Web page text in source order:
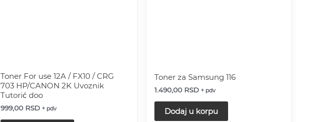
Toner For use 12A / FX10 / CRG
703 HP/CANON 2K Uvoznik
Tutorić doo
999,00 RSD + pdv
Toner za Samsung 116
1.490,00 RSD + pdv
Dodaj u korpu